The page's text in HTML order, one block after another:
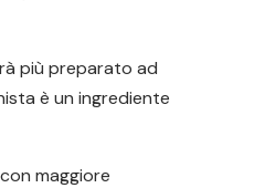
più preparato ad
è un ingrediente
maggiore